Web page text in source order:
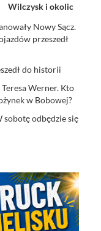
Wilczysk i okolic
Nowy Sącz.
przeszedł
do historii
Werner. Kto
w Bobowej?
sobotę odbędzie się